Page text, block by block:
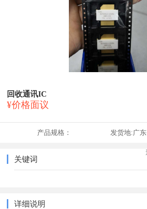
回收通讯IC
¥价格面议
产品规格： 发货地:广
关键词
详细说明